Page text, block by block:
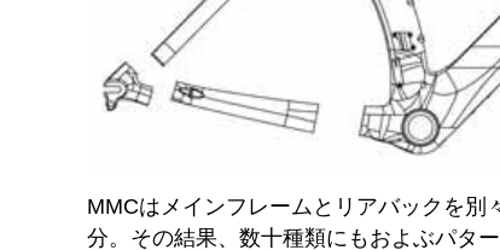
MMCはメインフレームとリアバックを
分。その結果、数十種類にもおよぶパタ